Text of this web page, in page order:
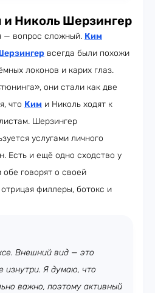
Николь Шерзингер
— вопрос сложный. Ким
всегда были похожи
локонов и карих глаз.
они стали как две
что Ким и Николь ходят к
Шерзингер
услугами личного
Есть и ещё одно сходство у
обе говорят о своей
филлеры, ботокс и
Внешний вид — это
изнутри. Я думаю, что
важно, поэтому активный